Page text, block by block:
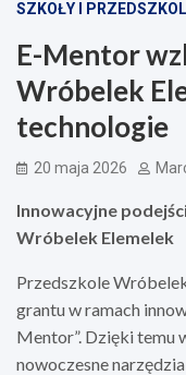
SZKOŁY I
E-Mentor
Wróbelek
technologie
20 maja 2026
Innowacyjne
Wróbelek Elemelek
Przedszkole
grantu w ramach
Mentor”. Dzięki temu
nowoczesne